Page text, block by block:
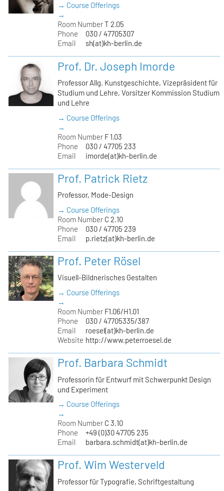
→ Course Offerings
→
Room NumberT 2.05
Phone
030 / 47705307
Email
sh(at)kh-berlin.de
Prof. Dr. Joseph Imorde
Professor Allg. Kunstgeschichte, Vizepräsident für
Studium und Lehre, Vorsitzer Kommission Studium
und Lehre
→ Course Offerings
→
Room Number F 1.03
Phone
030 / 47705 233
Email
imorde(at)kh-berlin.de
Prof. Patrick Rietz
Professor, Mode-Design
→ Course Offerings
Room Number C 2.10
Phone
030 / 47705 239
Email
p.rietz(at)kh-berlin.de
Prof. Peter Rösel
Visuell-Bildnerisches Gestalten
→ Course Offerings
→
Room Number F1.06/H1.01
Phone
030 / 47705335/387
Email
roesel(at)kh-berlin.de
Website http://www.peterroesel.de
Prof. Barbara Schmidt
Professorin für Entwurf mit Schwerpunkt Design
und Experiment
→ Course Offerings
→
Room Number C 3.10
Phone
+49 (0)30 47705 235
Email
barbara.schmidt(at)kh-berlin.de
Prof. Wim Westerveld
Professor für Typografie, Schriftgestaltung